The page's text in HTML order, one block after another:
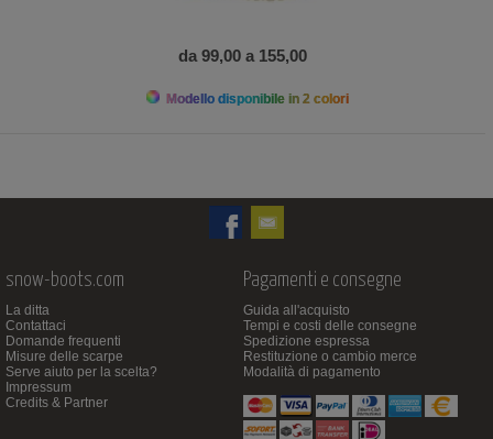
da 99,00 a 155,00
Modello disponibile in 2 colori
snow-boots.com
La ditta
Contattaci
Domande frequenti
Misure delle scarpe
Serve aiuto per la scelta?
Impressum
Credits & Partner
Pagamenti e consegne
Guida all'acquisto
Tempi e costi delle consegne
Spedizione espressa
Restituzione o cambio merce
Modalità di pagamento